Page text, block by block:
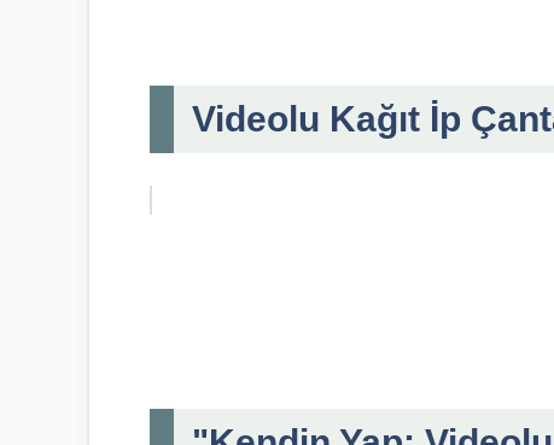
Videolu Kağıt İp